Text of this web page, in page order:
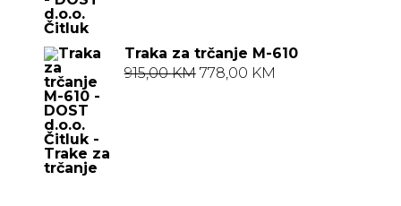
je:
Traka za trčanje M-610
915,00KM Izvorna
778,00 KM